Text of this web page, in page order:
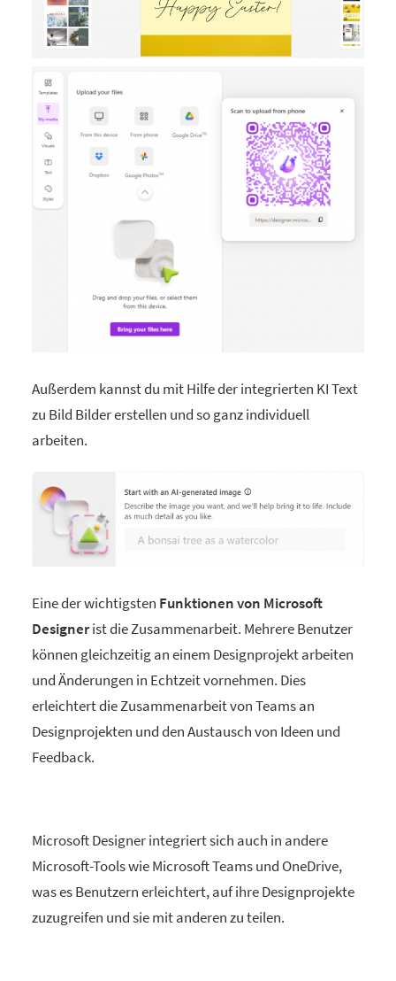
Außerdem kannst du mit Hilfe der integrierten KI Text
zu Bild Bilder erstellen und so ganz individuell
arbeiten.
Eine der wichtigsten Funktionen von Microsoft
Designerist die Zusammenarbeit. Mehrere Benutzer
können gleichzeitig an einem Designprojekt arbeiten
und Änderungen in Echtzeit vornehmen. Dies
erleichtert die Zusammenarbeit von Teams an
Designprojekten und den Austausch von Ideen und
Feedback.
Microsoft Designer integriert sich auch in andere
Microsoft-Tools wie Microsoft Teams und OneDrive,
was es Benutzern erleichtert, auf ihre Designprojekte
zuzugreifen und sie mit anderen zu teilen.